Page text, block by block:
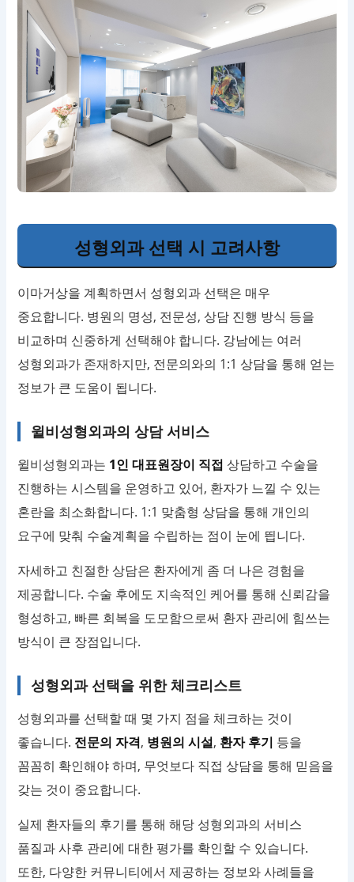
성형외과 선택 시 고려사항
이마거상을 계획하면서 성형외과 선택은 매우
중요합니다. 병원의 명성, 전문성, 상담 진행 방식 등을
비교하며 신중하게 선택해야 합니다. 강남에는 여러
성형외과가 존재하지만, 전문의와의 1:1 상담을 통해 얻는
정보가 큰 도움이 됩니다.
윌비성형외과의 상담 서비스
윌비성형외과는 1인 대표원장이 직접 상담하고 수술을
진행하는 시스템을 운영하고 있어, 환자가 느낄 수 있는
혼란을 최소화합니다. 1:1 맞춤형 상담을 통해 개인의
요구에 맞춰 수술계획을 수립하는 점이 눈에 띕니다.
자세하고 친절한 상담은 환자에게 좀 더 나은 경험을
제공합니다. 수술 후에도 지속적인 케어를 통해 신뢰감을
형성하고, 빠른 회복을 도모함으로써 환자 관리에 힘쓰는
방식이 큰 장점입니다.
성형외과 선택을 위한 체크리스트
성형외과를 선택할 때 몇 가지 점을 체크하는 것이
좋습니다. 전문의 자격, 병원의 시설, 환자 후기 등을
꼼꼼히 확인해야 하며, 무엇보다 직접 상담을 통해 믿음을
갖는 것이 중요합니다.
실제 환자들의 후기를 통해 해당 성형외과의 서비스
품질과 사후 관리에 대한 평가를 확인할 수 있습니다.
또한, 다양한 커뮤니티에서 제공하는 정보와 사례들을